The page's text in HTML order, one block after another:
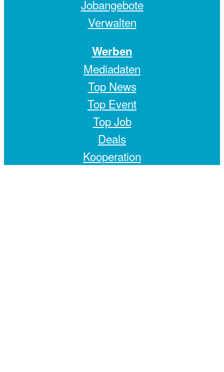
Jobangebote
Verwalten
Werben
Mediadaten
Top News
Top Event
Top Job
Deals
Kooperation